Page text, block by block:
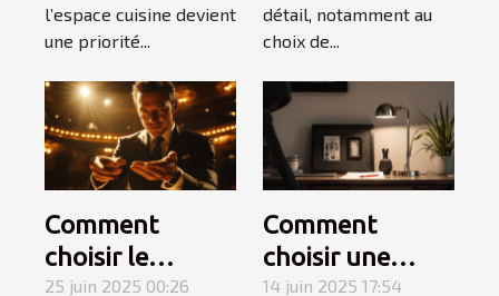
l’espace cuisine devient
une priorité...
détail, notamment au
choix de...
Comment
choisir le
meilleur
25 juin 2025 00:26
Comment
choisir une
lampe de
14 juin 2025 17:54